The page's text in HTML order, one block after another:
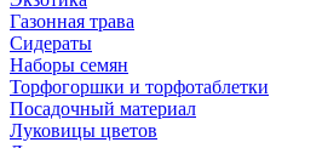
Газонная трава
Сидераты
Наборы семян
Торфогоршки и торфотаблетки
Посадочный материал
Луковицы цветов